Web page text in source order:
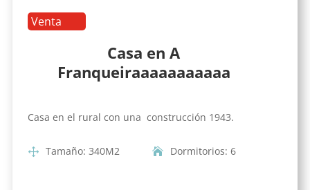
Venta
Casa en A
Franqueiraaaaaaaaaaa
Casa en el rural con una construcción 1943.
Tamaño: 340M2 Dormitorios: 6